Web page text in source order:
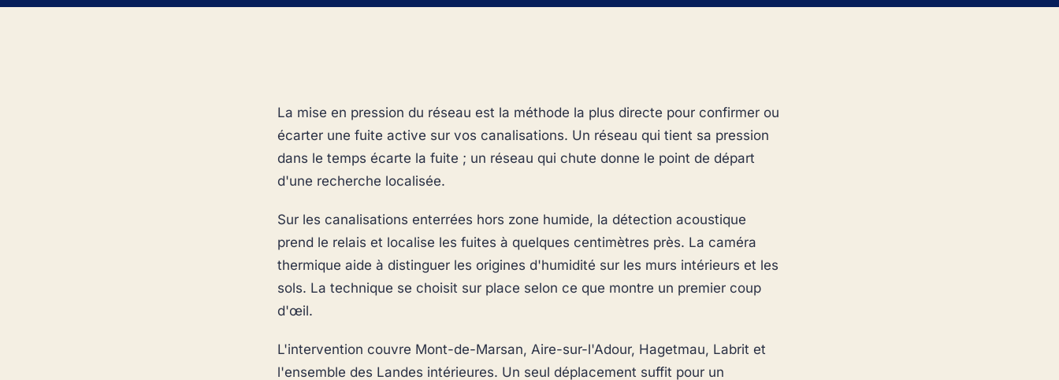
La mise en pression du réseau est la méthode la plus directe pour confirmer ou
écarter une fuite active sur vos canalisations. Un réseau qui tient sa pression
dans le temps écarte la fuite ; un réseau qui chute donne le point de départ
d'une recherche localisée.
Sur les canalisations enterrées hors zone humide, la détection acoustique
prend le relais et localise les fuites à quelques centimètres près. La caméra
thermique aide à distinguer les origines d'humidité sur les murs intérieurs et les
sols. La technique se choisit sur place selon ce que montre un premier coup
d'œil.
L'intervention couvre Mont-de-Marsan, Aire-sur-l'Adour, Hagetmau, Labrit et
l'ensemble des Landes intérieures. Un seul déplacement suffit pour un